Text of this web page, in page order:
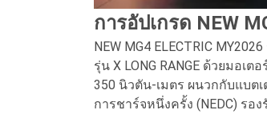
การอัปเกรด NEW
NEW MG4 ELECTRIC
รุ่น X LONG RANGE ด้วยมอเ
350 นิวตัน-เมตร ผนวกกับแบต
การชาร์จหนึ่งครั้ง (NEDC) รอ